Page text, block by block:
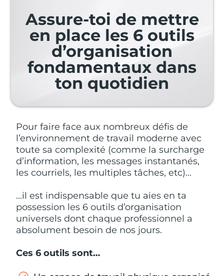
Assure-toi de mettre
en place les 6 outils
d’organisation
fondamentaux dans
ton quotidien
Pour faire face aux nombreux défis de
l’environnement de travail moderne avec
toute sa complexité (comme la surcharge
d’information, les messages instantanés,
les courriels, les multiples tâches, etc)...
...il est indispensable que tu aies en ta
possession les 6 outils d’organisation
universels dont chaque professionnel a
absolument besoin de nos jours.
Ces 6 outils sont…